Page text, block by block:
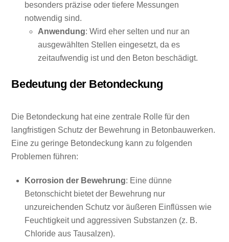
besonders präzise oder tiefere Messungen
notwendig sind.
Anwendung: Wird eher selten und nur an
ausgewählten Stellen eingesetzt, da es
zeitaufwendig ist und den Beton beschädigt.
Bedeutung der Betondeckung
Die Betondeckung hat eine zentrale Rolle für den
langfristigen Schutz der Bewehrung in Betonbauwerken.
Eine zu geringe Betondeckung kann zu folgenden
Problemen führen:
Korrosion der Bewehrung: Eine dünne
Betonschicht bietet der Bewehrung nur
unzureichenden Schutz vor äußeren Einflüssen wie
Feuchtigkeit und aggressiven Substanzen (z. B.
Chloride aus Tausalzen).